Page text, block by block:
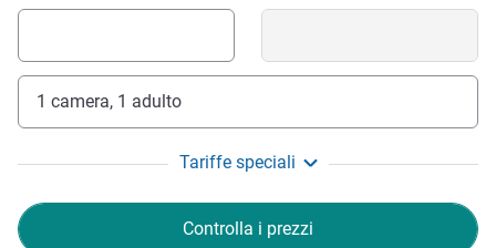
1 camera, 1 adulto
Tariffe speciali
Controlla i prezzi